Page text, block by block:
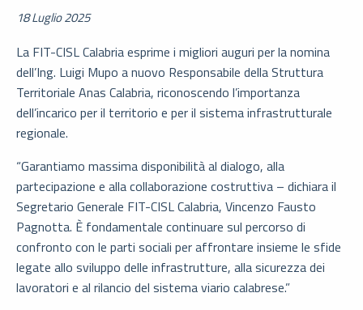
18 Luglio 2025
La FIT-CISL Calabria esprime i migliori auguri per la nomina
dell’Ing. Luigi Mupo a nuovo Responsabile della Struttura
Territoriale Anas Calabria, riconoscendo l’importanza
dell’incarico per il territorio e per il sistema infrastrutturale
regionale.
“Garantiamo massima disponibilità al dialogo, alla
partecipazione e alla collaborazione costruttiva – dichiara il
Segretario Generale FIT-CISL Calabria, Vincenzo Fausto
Pagnotta. È fondamentale continuare sul percorso di
confronto con le parti sociali per affrontare insieme le sfide
legate allo sviluppo delle infrastrutture, alla sicurezza dei
lavoratori e al rilancio del sistema viario calabrese.”